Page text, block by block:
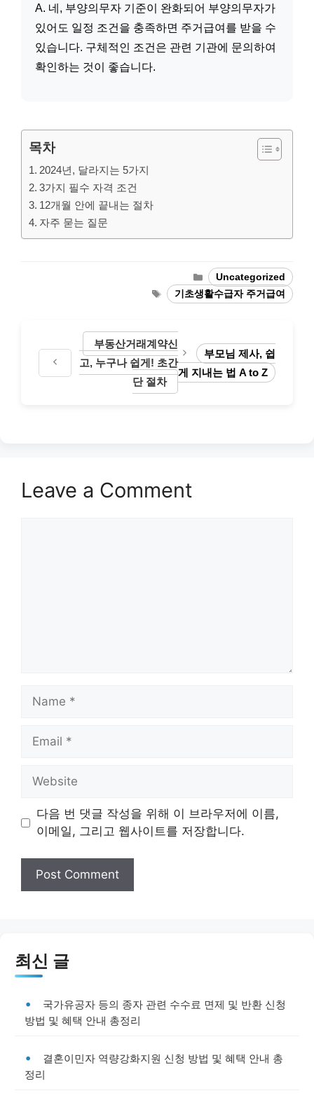
A. 네, 부양의무자 기준이 완화되어 부양의무자가
있어도 일정 조건을 충족하면 주거급여를 받을 수
있습니다. 구체적인 조건은 관련 기관에 문의하여
확인하는 것이 좋습니다.
목차
2024년, 달라지는 5가지
3가지 필수 자격 조건
12개월 안에 끝내는 절차
자주 묻는 질문
Categories
Uncategorized
Tags기초생활수급자 주거급여
부동산거래계약신
고, 누구나 쉽게! 초간
단 절차
부모님 제사, 쉽
게 지내는 법 A to Z
Leave a Comment
Name
Email
Website
다음 번 댓글 작성을 위해 이 브라우저에 이름,
이메일, 그리고 웹사이트를 저장합니다.
최신 글
국가유공자 등의 종자 관련 수수료 면제 및 반환 신청
방법 및 혜택 안내 총정리
결혼이민자 역량강화지원 신청 방법 및 혜택 안내 총
정리